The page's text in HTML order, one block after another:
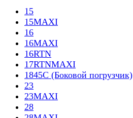
15
15MAXI
16
16MAXI
16RTN
17RTNMAXI
1845C (Боковой погрузчик)
23
23MAXI
28